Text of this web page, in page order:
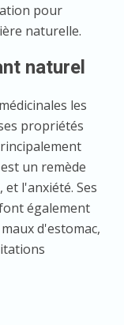
pour
naturelle.
naturel
les
propriétés
un remède
l'anxiété. Ses
également
d'estomac,